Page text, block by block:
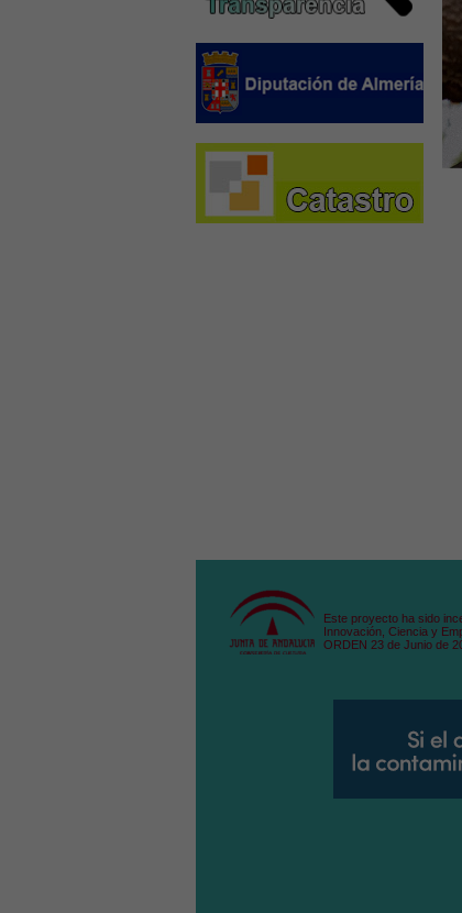
Este proyecto ha sido
Innovación, Ciencia y
ORDEN 23 de Junio de